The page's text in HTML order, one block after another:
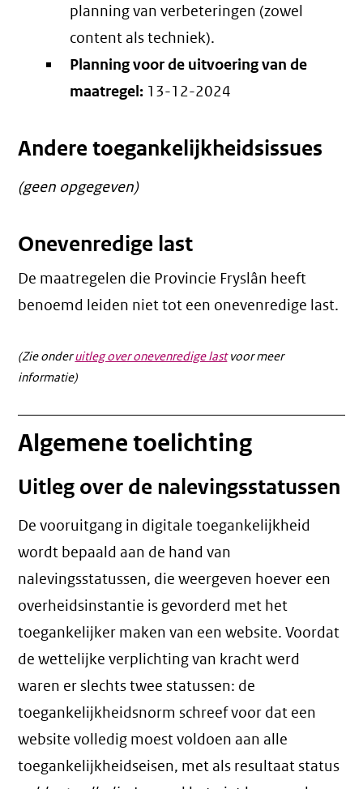
planning van verbeteringen (zowel
content als techniek).
Planning voor de uitvoering van de
maatregel: 13-12-2024
Andere toegankelijkheidsissues
(geen opgegeven)
Onevenredige last
De maatregelen die Provincie Fryslân heeft
benoemd leiden niet tot een onevenredige last.
(Zie onderuitleg over onevenredige lastvoor meer
informatie)
Algemene toelichting
Uitleg over de nalevingsstatussen
De vooruitgang in digitale toegankelijkheid
wordt bepaald aan de hand van
nalevingsstatussen, die weergeven hoever een
overheidsinstantie is gevorderd met het
toegankelijker maken van een website. Voordat
de wettelijke verplichting van kracht werd
waren er slechts twee statussen: de
toegankelijkheidsnorm schreef voor dat een
website volledig moest voldoen aan alle
toegankelijkheidseisen, met als resultaat status